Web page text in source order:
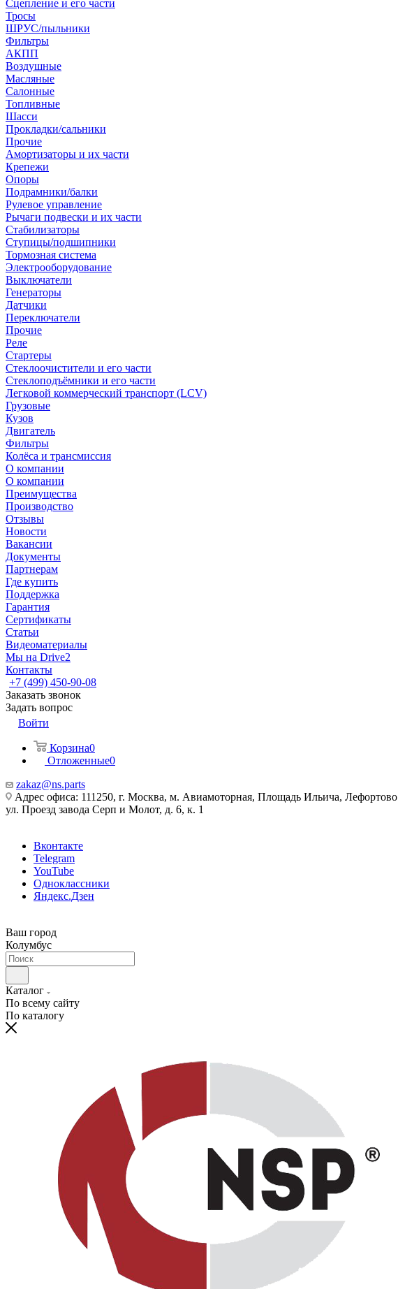
Сцепление и его части
Тросы
ШРУС/пыльники
Фильтры
АКПП
Воздушные
Масляные
Салонные
Топливные
Шасси
Прокладки/сальники
Прочие
Амортизаторы и их части
Крепежи
Опоры
Подрамники/балки
Рулевое управление
Рычаги подвески и их части
Стабилизаторы
Ступицы/подшипники
Тормозная система
Электрооборудование
Выключатели
Генераторы
Датчики
Переключатели
Прочие
Реле
Стартеры
Стеклоочистители и его части
Стеклоподъёмники и его части
Легковой коммерческий транспорт (LCV)
Грузовые
Кузов
Двигатель
Фильтры
Колёса и трансмиссия
О компании
О компании
Преимущества
Производство
Отзывы
Новости
Вакансии
Документы
Партнерам
Где купить
Поддержка
Гарантия
Сертификаты
Статьи
Видеоматериалы
Мы на Drive2
Контакты
+7 (499) 450-90-08
Заказать звонок
Задать вопрос
Войти
Корзина0
Отложенные0
zakaz@ns.parts
Адрес офиса: 111250, г. Москва, м. Авиамоторная, Площадь Ильича, Лефортово
ул. Проезд завода Серп и Молот, д. 6, к. 1
Вконтакте
Telegram
YouTube
Одноклассники
Яндекс.Дзен
Ваш город
Колумбус
Каталог
По всему сайту
По каталогу